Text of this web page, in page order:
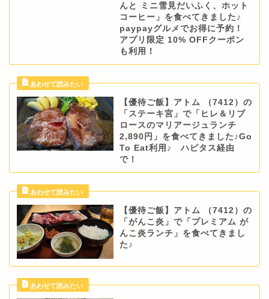
んと ミニ雪見だいふく、ホット
コーヒー」を食べてきました♪
paypayグルメでお得に予約！
アプリ限定 10% OFFクーポン
も利用！
【優待ご飯】アトム （7412）の
「ステーキ宮」で「ヒレ＆リブ
ロースのマリアージュランチ
2,890円」を食べてきました♪Go
To Eat利用♪ ハピタス経由
で！
【優待ご飯】アトム （7412）の
「がんこ炎」で「プレミアム が
んこ炎ランチ」を食べてきまし
た♪